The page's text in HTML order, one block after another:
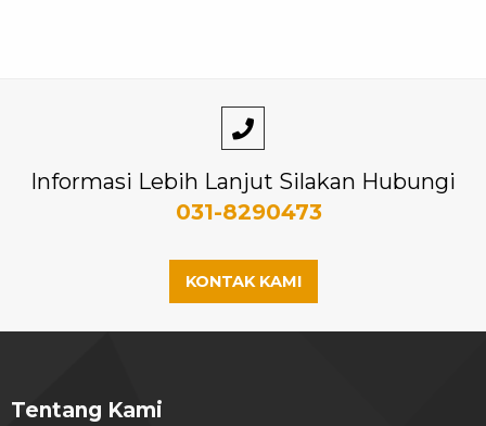
Informasi Lebih Lanjut Silakan Hubungi
031-8290473
KONTAK KAMI
Tentang Kami